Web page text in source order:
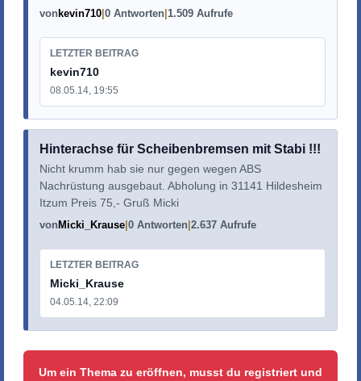
vonkevin710 0 Antworten 1.509 Aufrufe
LETZTER BEITRAG
kevin710
08.05.14, 19:55
Hinterachse für Scheibenbremsen mit Stabi !!!
Nicht krumm hab sie nur gegen wegen ABS
Nachrüstung ausgebaut. Abholung in 31141 Hildesheim
Itzum Preis 75,- Gruß Micki
von Micki_Krause 0 Antworten 2.637 Aufrufe
LETZTER BEITRAG
Micki_Krause
04.05.14, 22:09
Um ein Thema zu eröffnen, musst du registriert und